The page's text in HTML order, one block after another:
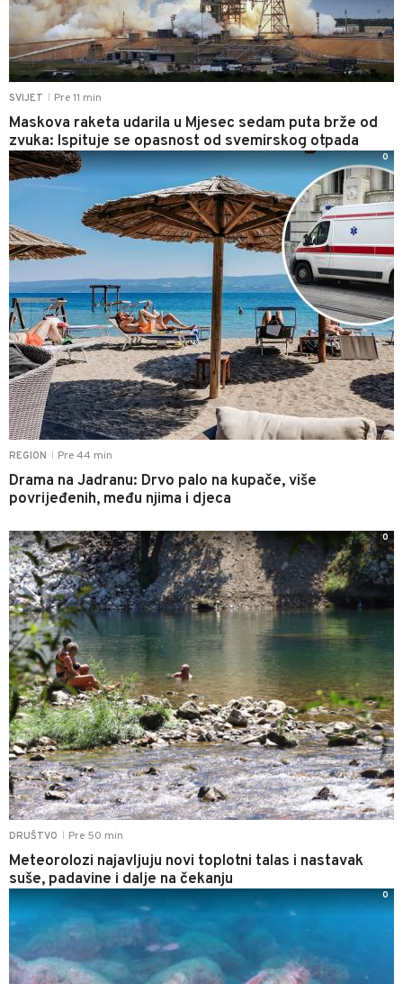
SVIJET Pre 11 min
Maskova raketa udarila u Mjesec sedam puta brže od
zvuka: Ispituje se opasnost od svemirskog otpada
REGION Pre 44 min
Drama na Jadranu: Drvo palo na kupače, više
povrijeđenih, među njima i djeca
0
DRUŠTVO Pre 50 min
Meteorolozi najavljuju novi toplotni talas i nastavak
suše, padavine i dalje na čekanju
0
0